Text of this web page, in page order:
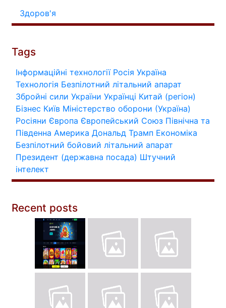
Здоров'я
Tags
Інформаційні технології Росія Україна
Технологія Безпілотний літальний апарат
Збройні сили України Українці Китай (регіон)
Бізнес Київ Міністерство оборони (Україна)
Росіяни Європа Європейський Союз Північна та
Південна Америка Дональд Трамп Економіка
Безпілотний бойовий літальний апарат
Президент (державна посада) Штучний
інтелект
Recent posts